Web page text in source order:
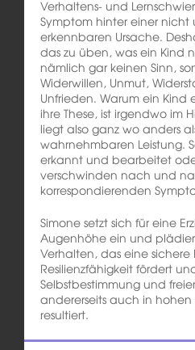
Verhaltens- und
Symptom hinter einer nicht
erkennbaren Ursache.
das zu üben, was ein Kind
nämlich gar keinen Sinn,
Widerwillen, Unmut,
Unfrieden. Warum ein Kind
ihre These, ist irgendwo im
liegt also ganz wo anders
wahrnehmbaren Leistung.
erkannt und bearbeitet
verschwinden nach und
korrespondierenden
Simone setzt sich für eine
Augenhöhe ein und
Verhalten, das eine
Resilienzfähigkeit fördert
Selbstbestimmung und
andererseits auch in hohen
resultiert.